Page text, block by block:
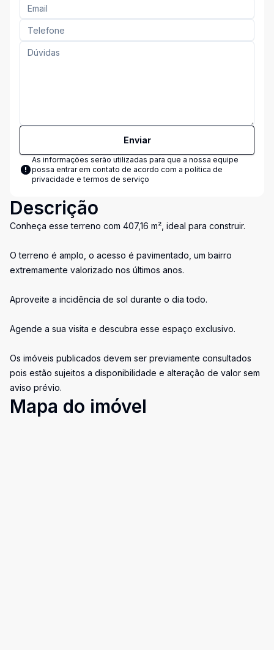
Enviar
As informações serão utilizadas para que a nossa equipe
possa entrar em contato de acordo com a política de
privacidade e termos de serviço
Descrição
Conheça esse terreno com 407,16 m², ideal para construir.
O terreno é amplo, o acesso é pavimentado, um bairro
extremamente valorizado nos últimos anos.
Aproveite a incidência de sol durante o dia todo.
Agende a sua visita e descubra esse espaço exclusivo.
Os imóveis publicados devem ser previamente consultados
pois estão sujeitos a disponibilidade e alteração de valor sem
aviso prévio.
Mapa do imóvel